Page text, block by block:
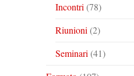
Incontri (78)
Riunioni (2)
Seminari (41)